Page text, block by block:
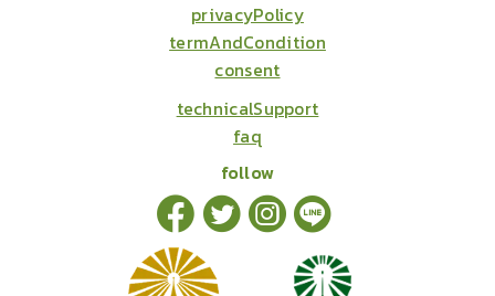
privacyPolicy
termAndCondition
consent
technicalSupport
faq
follow